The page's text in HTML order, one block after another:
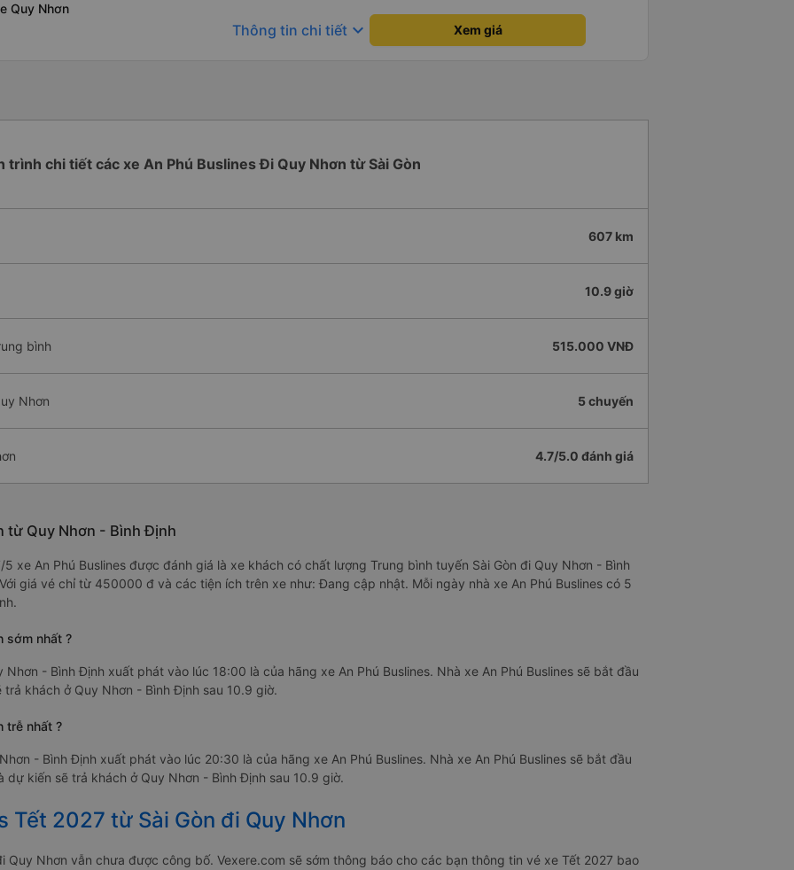
Quy Nhơn
Thông tin chi tiết keyboard_arrow_down Xem giá
trình chi tiết các xe An Phú Buslines Đi Quy Nhơn từ Sài Gòn
607 km
10.9 giờ
bình 515.000 VNĐ
Nhơn 5 chuyến
4.7/5.0 đánh giá
từ Quy Nhơn - Bình Định
xe An Phú Buslines được đánh giá là xe khách có chất lượng Trung bình tuyến Sài Gòn đi Quy Nhơn - Bình
giá vé chỉ từ 450000 đ và các tiện ích trên xe như: Đang cập nhật. Mỗi ngày nhà xe An Phú Buslines có 5
sớm nhất ?
Nhơn - Bình Định xuất phát vào lúc 18:00 là của hãng xe An Phú Buslines. Nhà xe An Phú Buslines sẽ bắt đầu
khách ở Quy Nhơn - Bình Định sau 10.9 giờ.
trễ nhất ?
- Bình Định xuất phát vào lúc 20:30 là của hãng xe An Phú Buslines. Nhà xe An Phú Buslines sẽ bắt đầu
dự kiến sẽ trả khách ở Quy Nhơn - Bình Định sau 10.9 giờ.
Tết 2027 từ Sài Gòn đi Quy Nhơn
Quy Nhơn vẫn chưa được công bố. Vexere.com sẽ sớm thông báo cho các bạn thông tin vé xe Tết 2027 bao